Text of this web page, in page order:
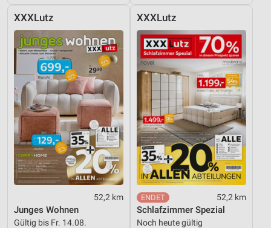
XXXLutz
52,2 km
Junges Wohnen
Gültig bis Fr. 14.08.
XXXLutz
52,2 km
Schlafzimmer Spezial
Noch heute gültig